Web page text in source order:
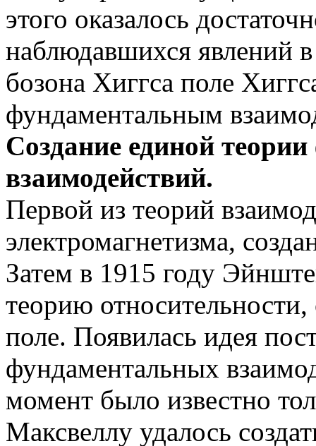
этого оказалось
наблюдавшихся явлений
бозона Хиггса поле
фундаментальным
Создание единой
взаимодействий.
Первой из теорий
электромагнетизма,
Затем в 1915 году
теорию
поле. Появилась идея
фундаментальных
момент было известно
Максвеллу удалось